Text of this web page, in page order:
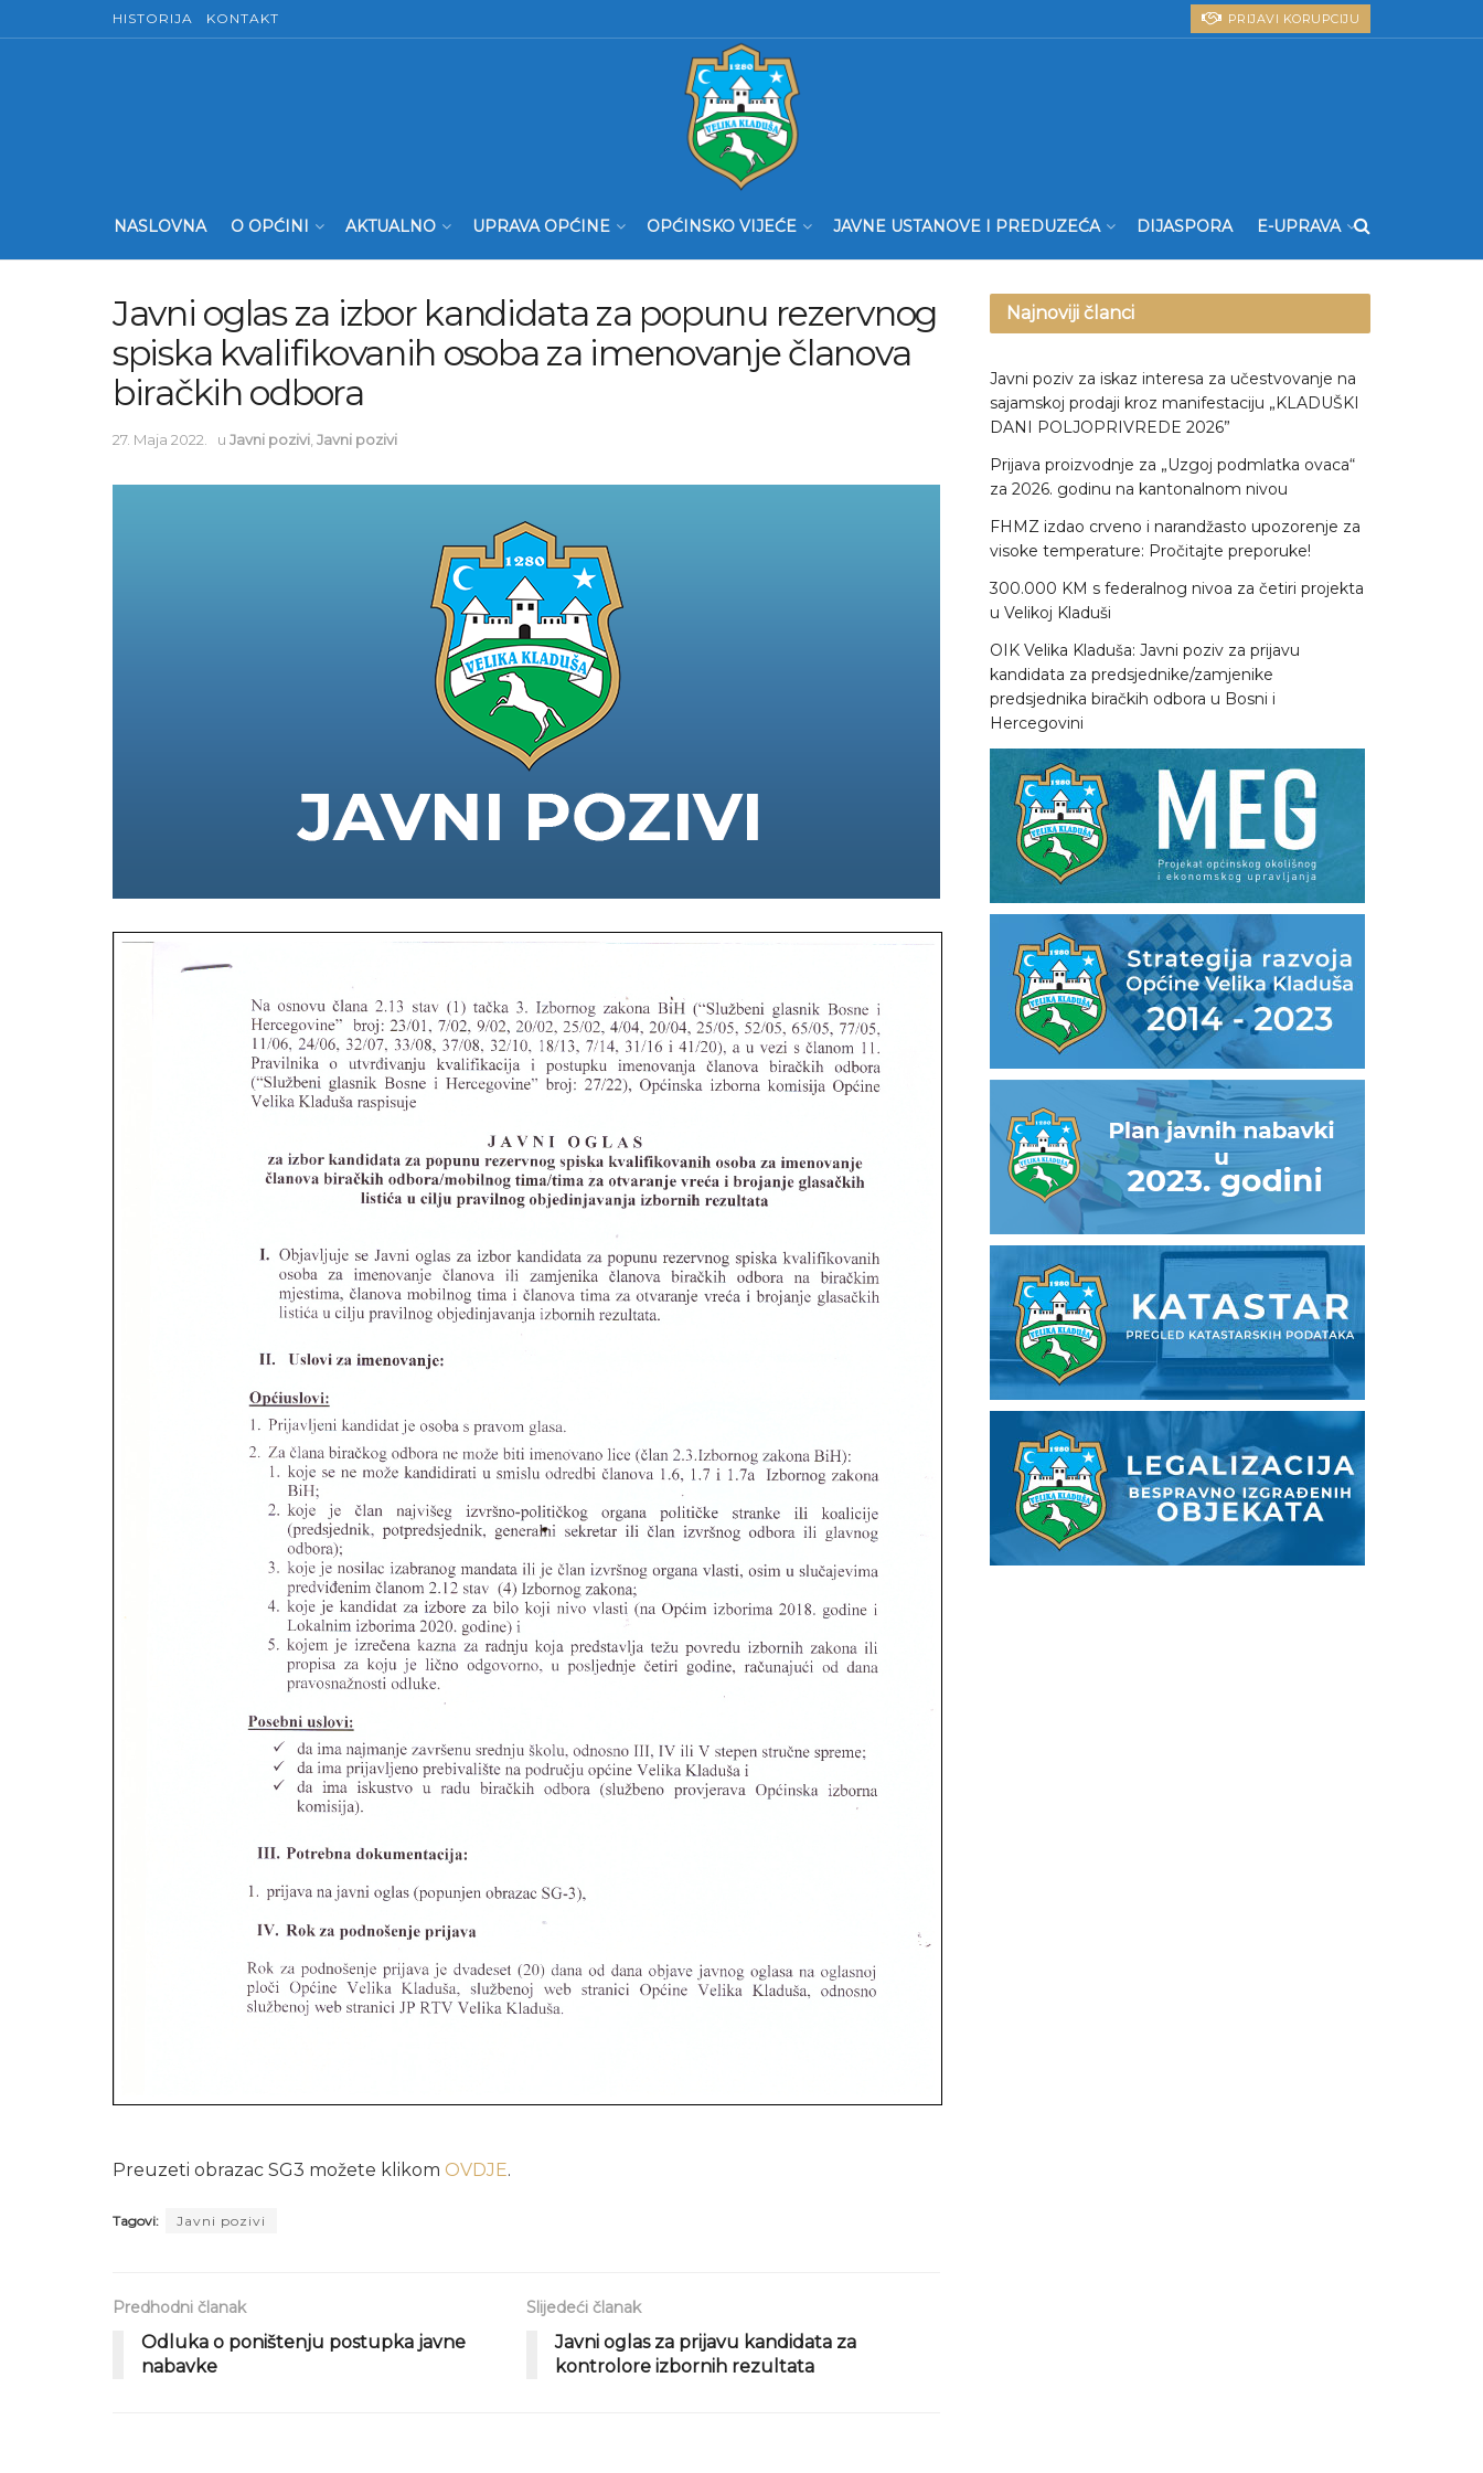
HISTORIJA KONTAKT PRIJAVI KORUPCIJU
NASLOVNA O OPĆINI AKTUALNO UPRAVA OPĆINE OPĆINSKO VIJEĆE JAVNE USTANOVE I PREDUZEĆA DIJASPORA E-UPRAVA
Javni oglas za izbor kandidata za popunu rezervnog
spiska kvalifikovanih osoba za imenovanje članova
biračkih odbora
27. Maja 2022. u Javni pozivi Javni pozivi
Preuzeti obrazac SG3 možete klikom OVDJE.
Tagovi: Javni pozivi
Predhodni članak
Odluka o poništenju postupka javne
nabavke
Slijedeći članak
Javni oglas za prijavu kandidata za
kontrolore izbornih rezultata
Najnoviji članci
Javni poziv za iskaz interesa za učestvovanje na
sajamskoj prodaji kroz manifestaciju „KLADUŠKI
DANI POLJOPRIVREDE 2026”
Prijava proizvodnje za „Uzgoj podmlatka ovaca“
za 2026. godinu na kantonalnom nivou
FHMZ izdao crveno i narandžasto upozorenje za
visoke temperature: Pročitajte preporuke!
300.000 KM s federalnog nivoa za četiri projekta
u Velikoj Kladuši
OIK Velika Kladuša: Javni poziv za prijavu
kandidata za predsjednike/zamjenike
predsjednika biračkih odbora u Bosni i
Hercegovini